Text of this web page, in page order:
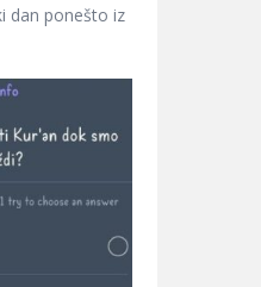
dan ponešto iz